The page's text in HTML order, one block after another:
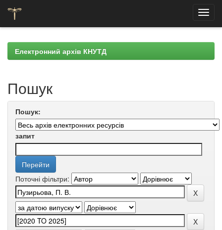
navigationЕлектронний архів КНУТД
Пошук
Пошук:
запит
Поточні фільтри: